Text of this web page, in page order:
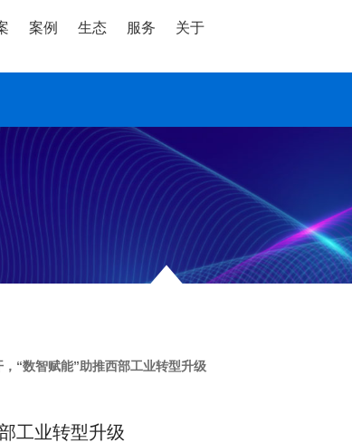
案例 生态 服务 关于
“数智赋能”助推西部工业转型升级
工业转型升级